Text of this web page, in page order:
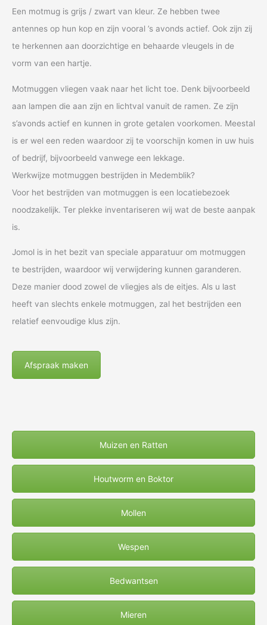
Een motmug is grijs / zwart van kleur. Ze hebben twee
antennes op hun kop en zijn vooral ’s avonds actief. Ook zijn zij
te herkennen aan doorzichtige en behaarde vleugels in de
vorm van een hartje.
Motmuggen vliegen vaak naar het licht toe. Denk bijvoorbeeld
aan lampen die aan zijn en lichtval vanuit de ramen. Ze zijn
s’avonds actief en kunnen in grote getalen voorkomen. Meestal
is er wel een reden waardoor zij te voorschijn komen in uw huis
of bedrijf, bijvoorbeeld vanwege een lekkage.
Werkwijze motmuggen bestrijden in Medemblik?
Voor het bestrijden van motmuggen is een locatiebezoek
noodzakelijk. Ter plekke inventariseren wij wat de beste aanpak
is.
Jomol is in het bezit van speciale apparatuur om motmuggen
te bestrijden, waardoor wij verwijdering kunnen garanderen.
Deze manier dood zowel de vliegjes als de eitjes. Als u last
heeft van slechts enkele motmuggen, zal het bestrijden een
relatief eenvoudige klus zijn.
Afspraak maken
Muizen en Ratten
Houtworm en Boktor
Mollen
Wespen
Bedwantsen
Mieren